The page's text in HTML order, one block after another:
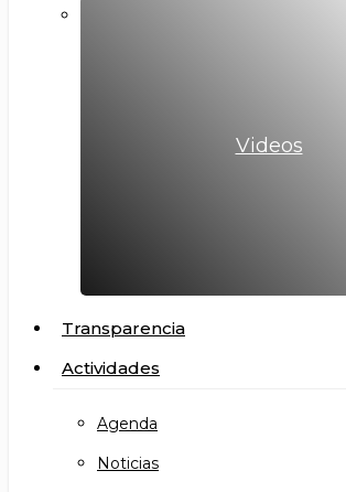
Videos
Transparencia
Actividades
Agenda
Noticias